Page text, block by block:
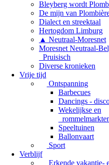
Bleyberg wordt
De mijn van
Dialect en streektaal
Hertogdom Limburg
▲ Neutraal-Moresnet
Moresnet Neutraal-
Pruisisch
Diverse kronieken
Vrije tijd
Ontspanning
Barbecues
Dancings -
Wekelijkse en
Speeltuinen
Ballonvaart
Sport
Verblijf
Erkende vakantie-